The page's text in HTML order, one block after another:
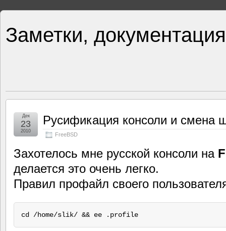
Заметки,
Русификация консоли и смена
FreeBSD
Дек
23
2010
Захотелось мне русской консоли на
делается это очень легко.
Правил профайл своего
cd /home/slik/ && ee .profile